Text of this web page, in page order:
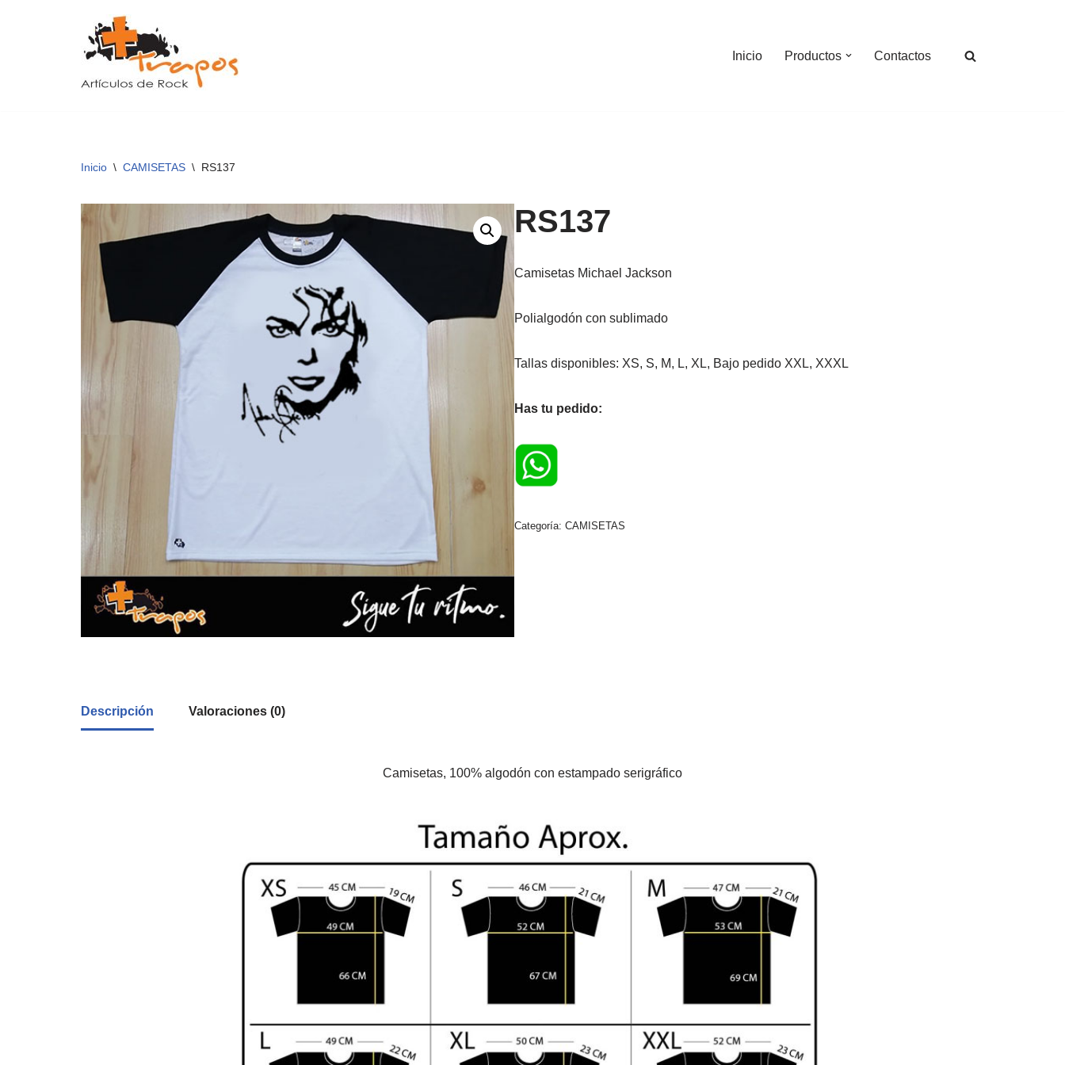
Inicio Productos Contactos
Inicio \ CAMISETAS \ RS137
RS137
Camisetas Michael Jackson
Polialgodón con sublimado
Tallas disponibles: XS, S, M, L, XL, Bajo pedido XXL, XXXL
Has tu pedido:
Categoría:CAMISETAS
Descripción Valoraciones (0)
Camisetas, 100% algodón con estampado serigráfico